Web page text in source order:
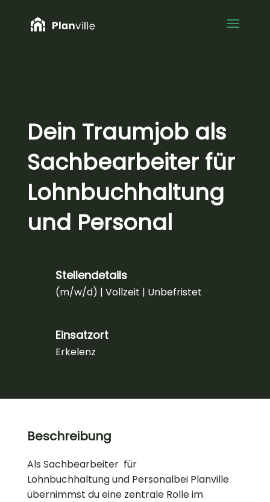
Dein Traumjob als
Sachbearbeiter für
Lohnbuchhaltung
und Personal
Stellendetails
(m/w/d) | Vollzeit | Unbefristet
Einsatzort
Erkelenz
Beschreibung
Als Sachbearbeiter für
Lohnbuchhaltung und Personalbei Planville
übernimmst du eine zentrale Rolle im